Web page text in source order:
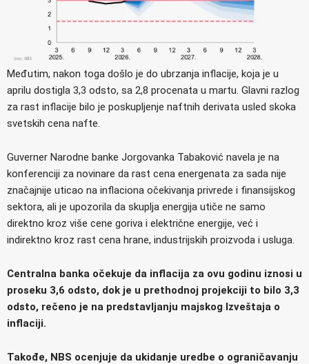
Međutim, nakon toga došlo je do ubrzanja inflacije, koja je u
aprilu dostigla 3,3 odsto, sa 2,8 procenata u martu. Glavni razlog
za rast inflacije bilo je poskupljenje naftnih derivata usled skoka
svetskih cena nafte.
Guverner Narodne banke Jorgovanka Tabaković navela je na
konferenciji za novinare da rast cena energenata za sada nije
značajnije uticao na inflaciona očekivanja privrede i finansijskog
sektora, ali je upozorila da skuplja energija utiče ne samo
direktno kroz više cene goriva i električne energije, već i
indirektno kroz rast cena hrane, industrijskih proizvoda i usluga.
Centralna banka očekuje da inflacija za ovu godinu iznosi u
proseku 3,6 odsto, dok je u prethodnoj projekciji to bilo 3,3
odsto, rečeno je na predstavljanju majskog Izveštaja o
inflaciji.
Takođe, NBS ocenjuje da ukidanje uredbe o ograničavanju